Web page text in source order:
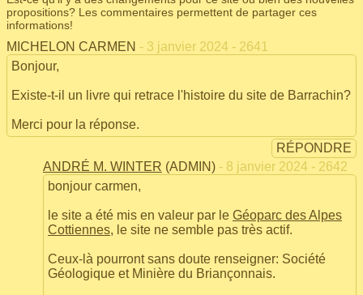
propositions? Les commentaires permettent de partager ces
informations!
MICHELON CARMEN - 3 janvier 2024 - 2641
Bonjour,
Existe-t-il un livre qui retrace l'histoire du site de Barrachin?
Merci pour la réponse.
RÉPONDRE
ANDRÉ M. WINTER (ADMIN) - 8 janvier 2024 - 2642
bonjour carmen,
le site a été mis en valeur par le Géoparc des Alpes
Cottiennes, le site ne semble pas très actif.
Ceux-là pourront sans doute renseigner: Société
Géologique et Minière du Briançonnais.